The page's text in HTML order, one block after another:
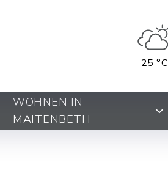
25 °C
WOHNEN IN
MAITENBETH